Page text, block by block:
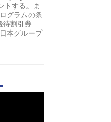
トする。ま
グラムの条
待割引券
本グループ